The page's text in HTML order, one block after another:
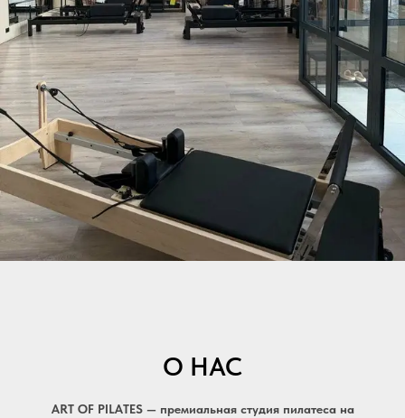
О НАС
ART OF PILATES — премиальная студия пилатеса на